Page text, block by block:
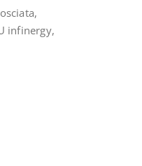
infinergy,